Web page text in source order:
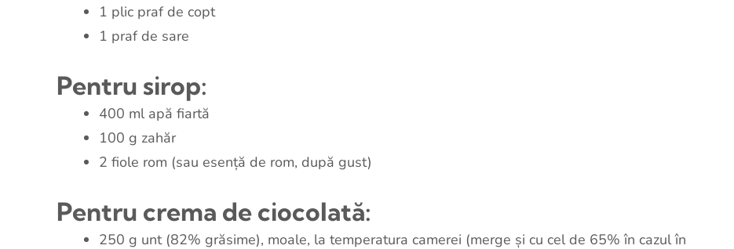
1 plic praf de copt
1 praf de sare
Pentru sirop:
400 ml apă fiartă
100 g zahăr
2 fiole rom (sau esență de rom, după gust)
Pentru crema de ciocolată:
250 g unt (82% grăsime), moale, la temperatura camerei (merge și cu cel de 65% în cazul în